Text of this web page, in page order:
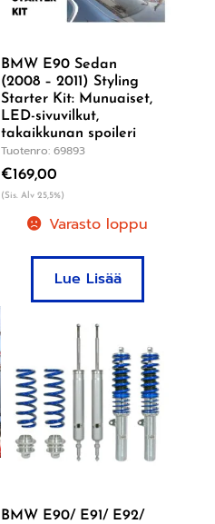
BMW E90 Sedan
(2008 – 2011) Styling
Starter Kit: Munuaiset,
LED-sivuvilkut,
takaikkunan spoileri
Tuotenro: 69893
€169,00
(Sis. Alv 25,5%)
Varasto loppu
Lue Lisää
BMW E90/ E91/ E92/